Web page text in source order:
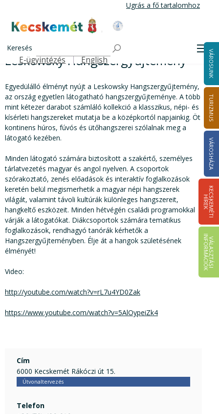
tartalomra
Ugrás a fő tartalomhoz
Kecskemét Város Honlapja
Keresés
Felső navigáció
E-ügyintézés English VÁROSUNK
TURIZMUS
VÁROSHÁZA
K
E
C
S
K
E
M
É
T
I
HÍ
R
E
K
V
Á
L
A
S
Z
T
Á
S
I
IN
F
O
R
M
Á
C
I
Ó
K
Leskowsky Hangszergyűjtemény
Leskowsky Hangszergyűjtemény
Egyedülálló élményt nyújt a Leskowsky Hangszergyűjtemény,
az ország egyetlen látogatható hangszergyűjteménye. A több
mint kétezer darabot számláló kollekció a klasszikus, népi- és
kísérleti hangszereket mutatja be a középkortól napjainkig. Öt
kontinens húros, fúvós és ütőhangszerei szólalnak meg a
látogató kezében.
Minden látogató számára biztosított a szakértő, személyes
tárlatvezetés magyar és angol nyelven. A csoportok
szórakoztató, zenés előadások és interaktív foglalkozások
keretén belül megismerhetik a magyar népi hangszerek
világát, valamint távoli kultúrák különleges hangszereit,
hangkeltő eszközeit. Minden hétvégén családi programokkal
várják a látogatókat. Diákcsoportok számára tematikus
foglalkozások, rendhagyó tanórák kérhetők a
Hangszergyűjteményben. Élje át a hangok születésének
élményét!
Video:
http://youtube.com/watch?v=rL7u4YD0Zak
https://www.youtube.com/watch?v=5AlOypeiZk4
Cím
6000 Kecskemét Rákóczi út 15.
Útvonaltervezés
Telefon